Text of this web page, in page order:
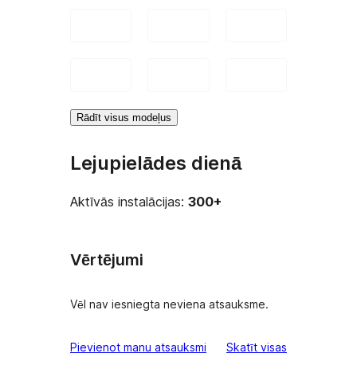
Rādīt visus modeļus
Lejupielādes dienā
Aktīvās instalācijas: 300+
Vērtējumi
Vēl nav iesniegta neviena atsauksme.
Pievienot manu atsauksmi Skatīt visas